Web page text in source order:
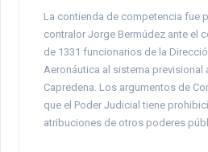
La contienda de competencia fue
contralor Jorge Bermúdez ante el
de 1331 funcionarios de la
Aeronáutica al sistema previsional
Capredena. Los argumentos de
que el Poder Judicial tiene
atribuciones de otros poderes